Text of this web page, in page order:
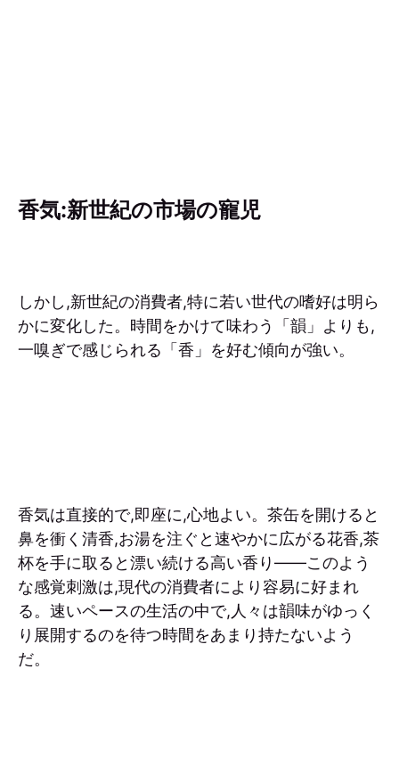
香気:新世紀の市場の寵児
しかし,新世紀の消費者,特に若い世代の嗜好は明ら
かに変化した。時間をかけて味わう「韻」よりも,
一嗅ぎで感じられる「香」を好む傾向が強い。
香気は直接的で,即座に,心地よい。茶缶を開けると
鼻を衝く清香,お湯を注ぐと速やかに広がる花香,茶
杯を手に取ると漂い続ける高い香り——このよう
な感覚刺激は,現代の消費者により容易に好まれ
る。速いペースの生活の中で,人々は韻味がゆっく
り展開するのを待つ時間をあまり持たないよう
だ。